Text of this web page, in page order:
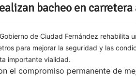
bacheo en carretera
de Ciudad Fernández rehabilita
para mejorar la seguridad y las
importante vialidad.
el compromiso permanente de